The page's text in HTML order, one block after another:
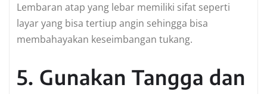
Lembaran atap yang lebar memiliki sifat seperti
layar yang bisa tertiup angin sehingga bisa
membahayakan keseimbangan tukang.
5. Gunakan Tangga dan